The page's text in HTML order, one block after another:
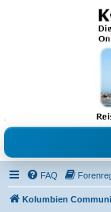
grosse
Freunde
Reisen, Auswandern,
Austausch, Erfahrungen
FAQ
Kolumbien